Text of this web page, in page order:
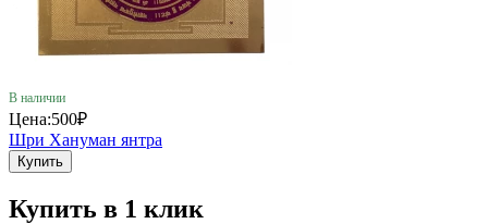
В наличии
Цена:500₽
Шри Хануман янтра
Купить
Купить в 1 клик